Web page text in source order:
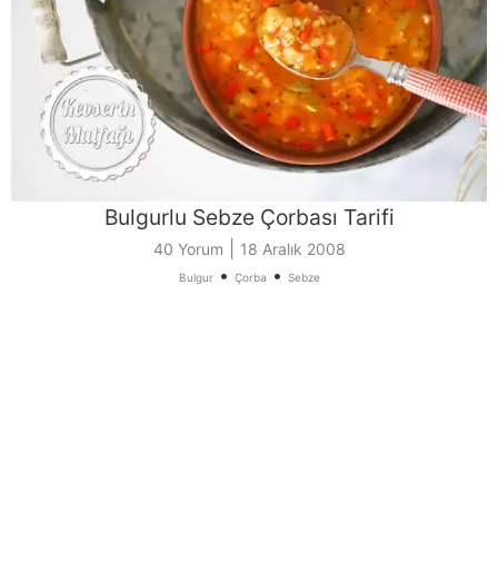
Bulgurlu Sebze Çorbası Tarifi
40 Yorum 18 Aralık 2008
Bulgur• Çorba • Sebze